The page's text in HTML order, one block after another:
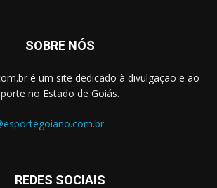
SOBRE NÓS
é um site dedicado à divulgação e ao
no Estado de Goiás.
REDES SOCIAIS